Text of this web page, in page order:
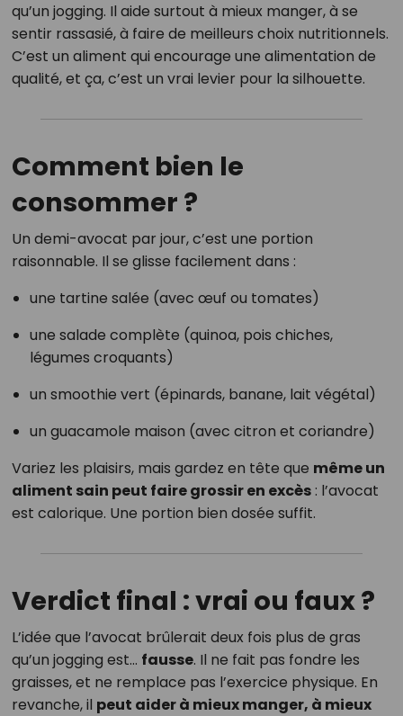
qu’un jogging. Il aide surtout à mieux manger, à se
sentir rassasié, à faire de meilleurs choix nutritionnels.
C’est un aliment qui encourage une alimentation de
qualité, et ça, c’est un vrai levier pour la silhouette.
Comment bien le
consommer ?
Un demi-avocat par jour, c’est une portion
raisonnable. Il se glisse facilement dans :
une tartine salée (avec œuf ou tomates)
une salade complète (quinoa, pois chiches,
légumes croquants)
un smoothie vert (épinards, banane, lait végétal)
un guacamole maison (avec citron et coriandre)
Variez les plaisirs, mais gardez en tête que même un
aliment sain peut faire grossir en excès: l’avocat
est calorique. Une portion bien dosée suffit.
Verdict final : vrai ou faux ?
L’idée que l’avocat brûlerait deux fois plus de gras
qu’un jogging est… fausse. Il ne fait pas fondre les
graisses, et ne remplace pas l’exercice physique. En
revanche, il peut aider à mieux manger, à mieux